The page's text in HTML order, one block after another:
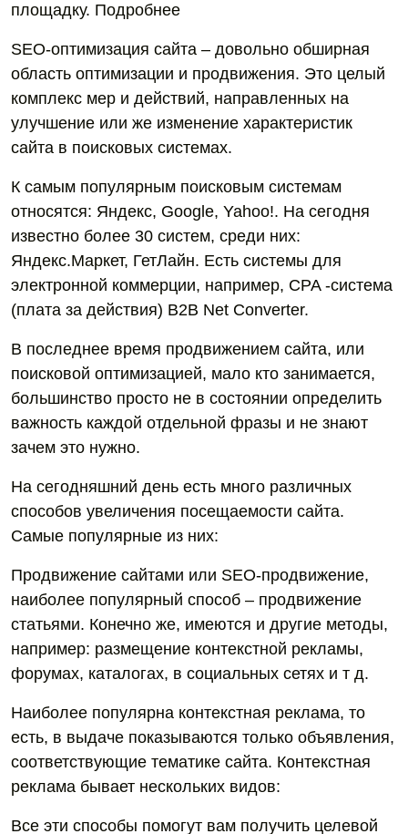
площадку. Подробнее
SEO-оптимизация сайта – довольно обширная
область оптимизации и продвижения. Это целый
комплекс мер и действий, направленных на
улучшение или же изменение характеристик
сайта в поисковых системах.
К самым популярным поисковым системам
относятся: Яндекс, Google, Yahoo!. На сегодня
известно более 30 систем, среди них:
Яндекс.Маркет, ГетЛайн. Есть системы для
электронной коммерции, например, CPA -система
(плата за действия) B2B Net Converter.
В последнее время продвижением сайта, или
поисковой оптимизацией, мало кто занимается,
большинство просто не в состоянии определить
важность каждой отдельной фразы и не знают
зачем это нужно.
На сегодняшний день есть много различных
способов увеличения посещаемости сайта.
Самые популярные из них:
Продвижение сайтами или SEO-продвижение,
наиболее популярный способ – продвижение
статьями. Конечно же, имеются и другие методы,
например: размещение контекстной рекламы,
форумах, каталогах, в социальных сетях и т д.
Наиболее популярна контекстная реклама, то
есть, в выдаче показываются только объявления,
соответствующие тематике сайта. Контекстная
реклама бывает нескольких видов:
Все эти способы помогут вам получить целевой